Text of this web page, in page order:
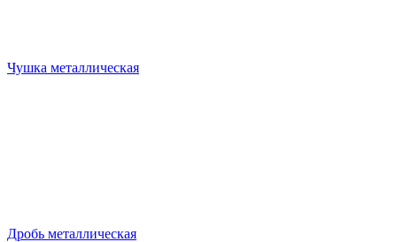
Чушка металлическая
Дробь металлическая